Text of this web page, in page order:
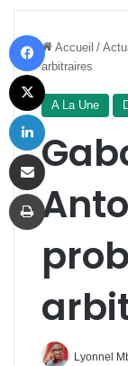
Accueil /
arbitraires
A La Une
Lyonnel
X
Linkedin
Partager par email
Imprimer